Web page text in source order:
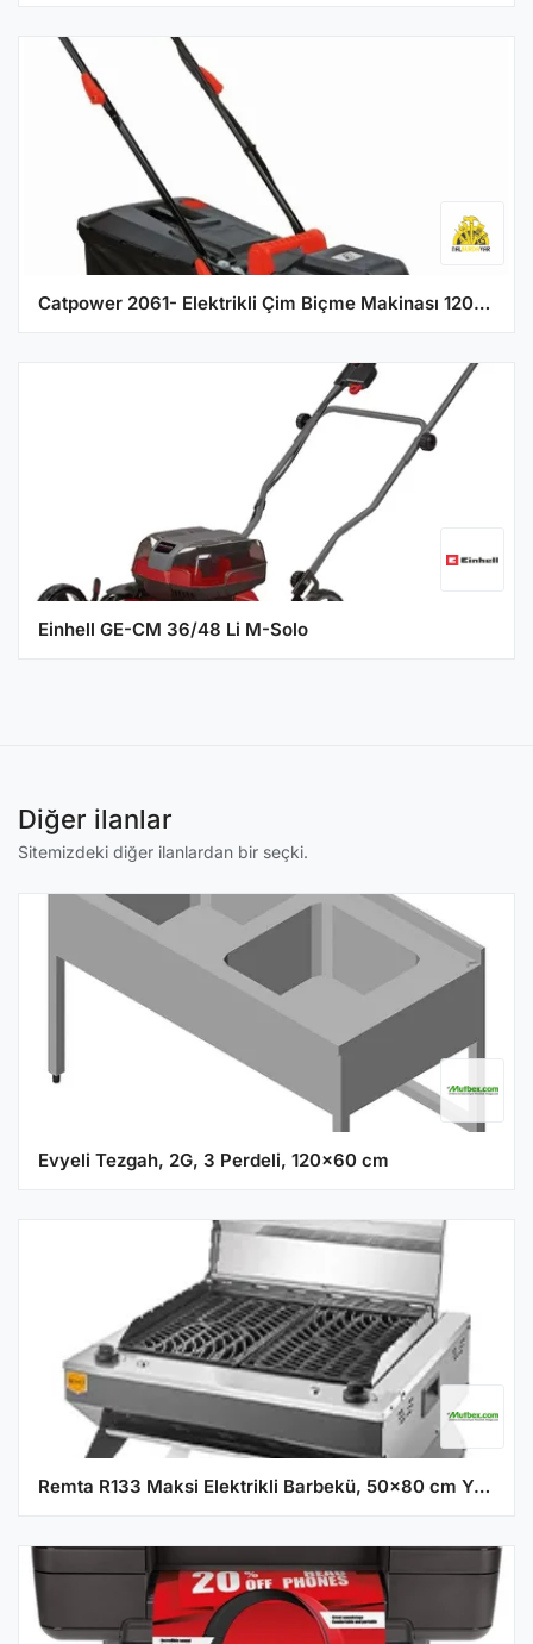
Catpower 2061- Elektrikli Çim Biçme Makinası 1200W
Einhell GE-CM 36/48 Li M-Solo
Diğer ilanlar
Sitemizdeki diğer ilanlardan bir seçki.
Evyeli Tezgah, 2G, 3 Perdeli, 120x60 cm
Remta R133 Maksi Elektrikli Barbekü, 50x80 cm Yüzey Ölçülü